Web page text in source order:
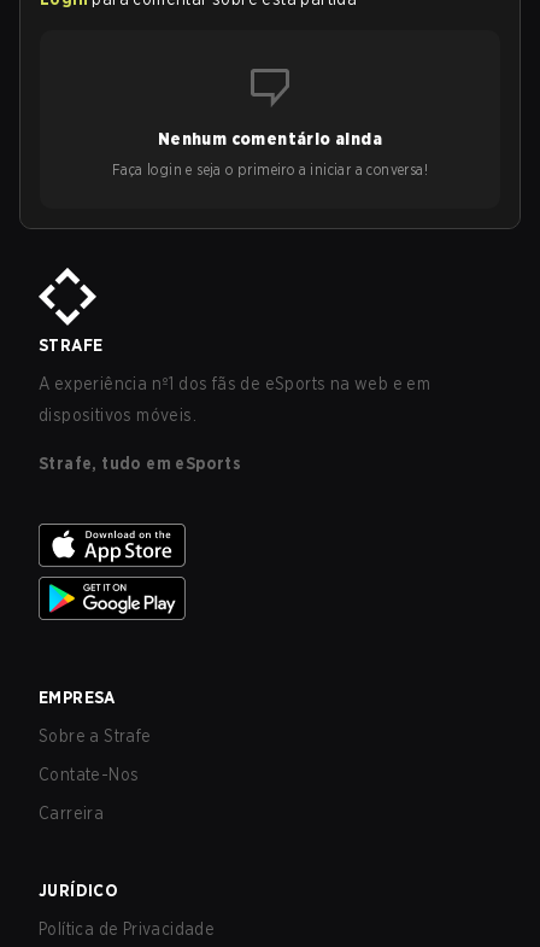
Nenhum comentário ainda
Faça login e seja o primeiro a iniciar a conversa!
STRAFE
A experiência nº1 dos fãs de eSports na web e em
dispositivos móveis.
Strafe, tudo em eSports
EMPRESA
Sobre a Strafe
Contate-Nos
Carreira
JURÍDICO
Política de Privacidade